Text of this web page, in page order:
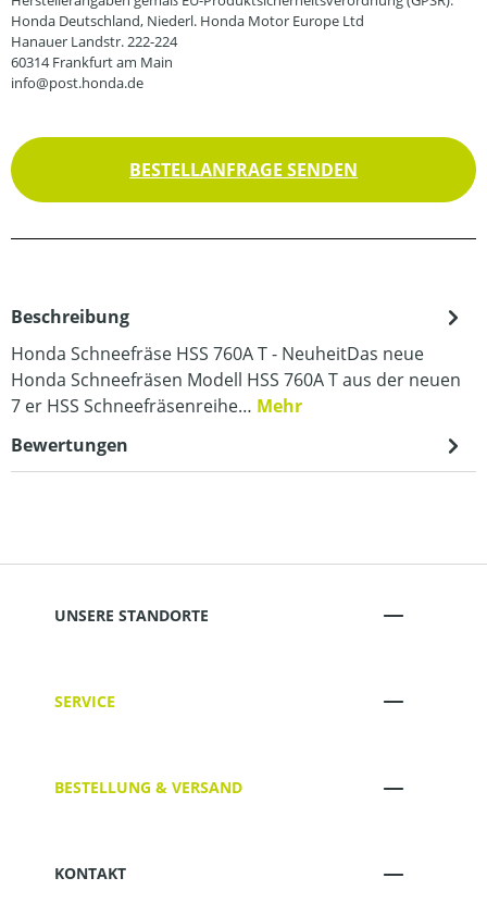
Honda Deutschland, Niederl. Honda Motor Europe Ltd
Hanauer Landstr. 222-224
60314 Frankfurt am Main
info@post.honda.de
BESTELLANFRAGE SENDEN
Beschreibung
Honda Schneefräse HSS 760A T - NeuheitDas neue
Honda Schneefräsen Modell HSS 760A T aus der neuen
7 er HSS Schneefräsenreihe… Mehr
Bewertungen
UNSERE STANDORTE
SERVICE
BESTELLUNG & VERSAND
KONTAKT